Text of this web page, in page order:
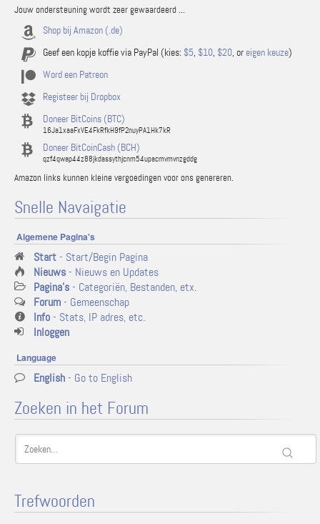
Jouw ondersteuning wordt zeer gewaardeerd ...
Shop bij Amazon (.de)
Geef een kopje koffie via PayPal (kies: $5, $10, $20, or eigen keuze)
Word een Patreon
Registeer bij Dropbox
Doneer BitCoins (BTC)
16Ja1xaaFxVE4FkRfkH9fP2nuyPA1Hk7kR
Doneer BitCoinCash (BCH)
qzf4qwap44z88jkdassythjcnm54upacmvmvnzgddg
Amazon links kunnen kleine vergoedingen voor ons genereren.
Snelle Navaigatie
Algemene Pagina's
Start- Start/Begin Pagina
Nieuws- Nieuws en Updates
Pagina's- Categoriën, Bestanden, etx.
Forum- Gemeenschap
Info- Stats, IP adres, etc.
Inloggen
Language
English- Go to English
Zoeken in het Forum
Trefwoorden